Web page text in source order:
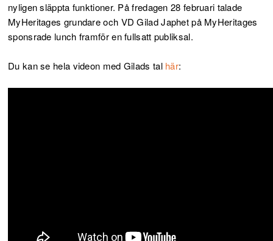
nyligen släppta funktioner. På fredagen 28 februari talade
MyHeritages grundare och VD Gilad Japhet på MyHeritages
sponsrade lunch framför en fullsatt publiksal.
Du kan se hela videon med Gilads tal här: